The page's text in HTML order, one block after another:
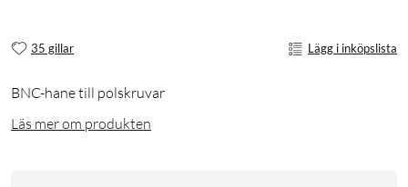
35 gillar Lägg i inköpslista
BNC-hane till polskruvar
Läs mer om produkten